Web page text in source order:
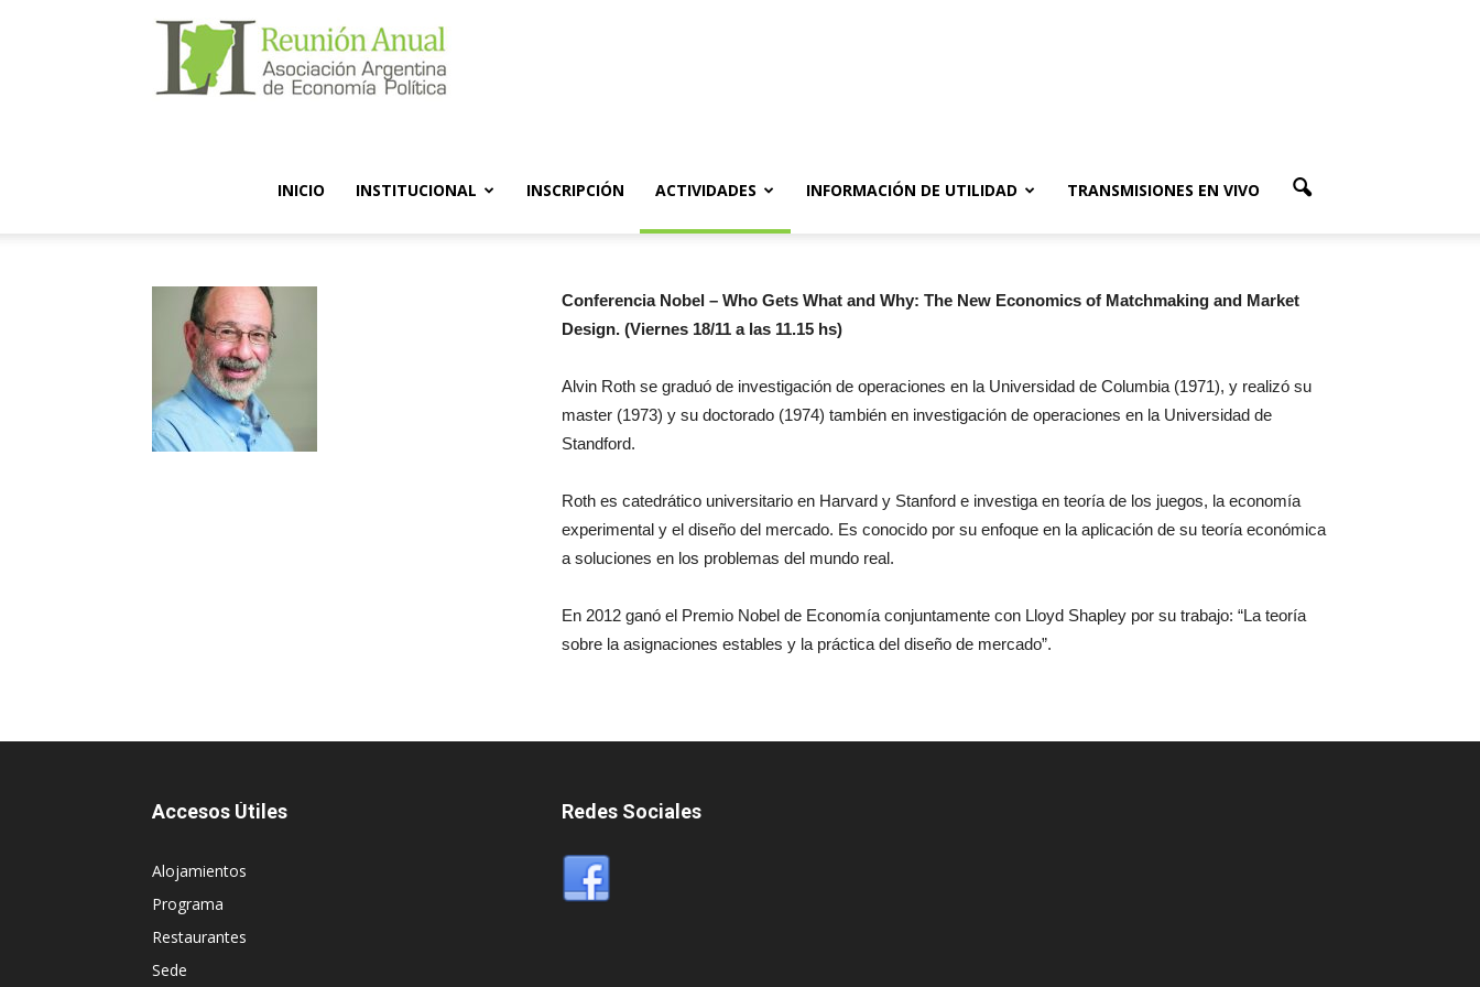
INICIO INSTITUCIONAL INSCRIPCIÓN ACTIVIDADES INFORMACIÓN DE UTILIDAD TRANSMISIONES EN VIVO
Conferencia Nobel – Who Gets What and Why: The New Economics of Matchmaking and Market
Design. (Viernes 18/11 a las 11.15 hs)
Alvin Roth se graduó de investigación de operaciones en la Universidad de Columbia (1971), y realizó su
master (1973) y su doctorado (1974) también en investigación de operaciones en la Universidad de
Standford.
Roth es catedrático universitario en Harvard y Stanford e investiga en teoría de los juegos, la economía
experimental y el diseño del mercado. Es conocido por su enfoque en la aplicación de su teoría económica
a soluciones en los problemas del mundo real.
En 2012 ganó el Premio Nobel de Economía conjuntamente con Lloyd Shapley por su trabajo: “La teoría
sobre la asignaciones estables y la práctica del diseño de mercado”.
Accesos Útiles
Alojamientos
Programa
Restaurantes
Sede
Redes Sociales